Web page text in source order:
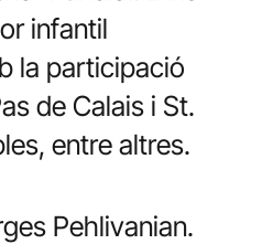
infantil
la participació
de Calais i St.
entre altres.
Pehlivanian.